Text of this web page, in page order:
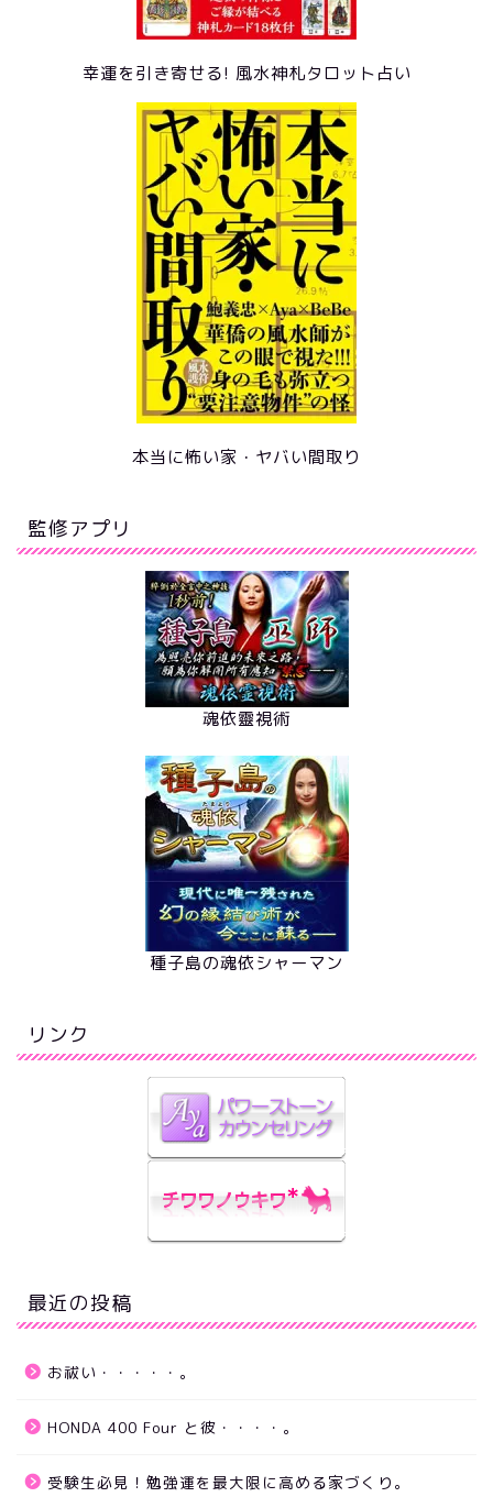
幸運を引き寄せる! 風水神札タロット占い
本当に怖い家・ヤバい間取り
監修アプリ
魂依靈視術
種子島の魂依シャーマン
リンク
最近の投稿
お祓い・・・・・。
HONDA 400 Four と彼・・・・。
受験生必見！勉強運を最大限に高める家づくり。